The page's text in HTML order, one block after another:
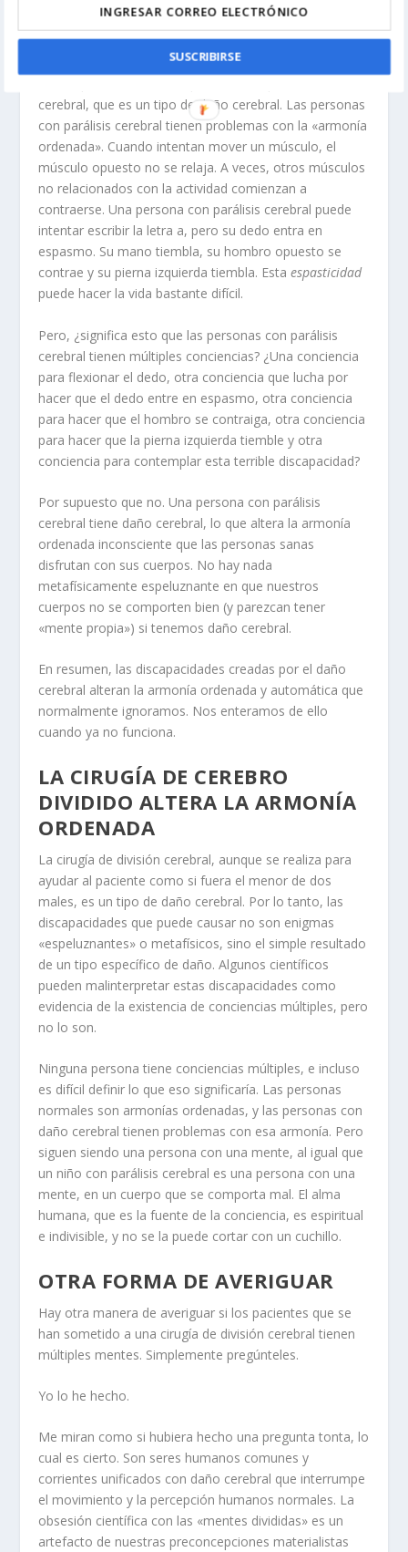
PARÁLISIS CEREBRAL Y
CONCIENCIAS MÚLTIPLES
cerebral, que es un tipo de daño cerebral. Las personas
con parálisis cerebral tienen problemas con la «armonía
ordenada». Cuando intentan mover un músculo, el
músculo opuesto no se relaja. A veces, otros músculos
no relacionados con la actividad comienzan a
contraerse. Una persona con parálisis cerebral puede
intentar escribir la letra a, pero su dedo entra en
espasmo. Su mano tiembla, su hombro opuesto se
contrae y su pierna izquierda tiembla. Estaespasticidad
puede hacer la vida bastante difícil.
Pero, ¿significa esto que las personas con parálisis
cerebral tienen múltiples conciencias? ¿Una conciencia
para flexionar el dedo, otra conciencia que lucha por
hacer que el dedo entre en espasmo, otra conciencia
para hacer que el hombro se contraiga, otra conciencia
para hacer que la pierna izquierda tiemble y otra
conciencia para contemplar esta terrible discapacidad?
Por supuesto que no. Una persona con parálisis
cerebral tiene daño cerebral, lo que altera la armonía
ordenada inconsciente que las personas sanas
disfrutan con sus cuerpos. No hay nada
metafísicamente espeluznante en que nuestros
cuerpos no se comporten bien (y parezcan tener
«mente propia») si tenemos daño cerebral.
En resumen, las discapacidades creadas por el daño
cerebral alteran la armonía ordenada y automática que
normalmente ignoramos. Nos enteramos de ello
cuando ya no funciona.
LA CIRUGÍA DE CEREBRO
DIVIDIDO ALTERA LA ARMONÍA
ORDENADA
La cirugía de división cerebral, aunque se realiza para
ayudar al paciente como si fuera el menor de dos
males, es un tipo de daño cerebral. Por lo tanto, las
discapacidades que puede causar no son enigmas
«espeluznantes» o metafísicos, sino el simple resultado
de un tipo específico de daño. Algunos científicos
pueden malinterpretar estas discapacidades como
evidencia de la existencia de conciencias múltiples, pero
no lo son.
Ninguna persona tiene conciencias múltiples, e incluso
es difícil definir lo que eso significaría. Las personas
normales son armonías ordenadas, y las personas con
daño cerebral tienen problemas con esa armonía. Pero
siguen siendo una persona con una mente, al igual que
un niño con parálisis cerebral es una persona con una
mente, en un cuerpo que se comporta mal. El alma
humana, que es la fuente de la conciencia, es espiritual
e indivisible, y no se la puede cortar con un cuchillo.
OTRA FORMA DE AVERIGUAR
Hay otra manera de averiguar si los pacientes que se
han sometido a una cirugía de división cerebral tienen
múltiples mentes. Simplemente pregúnteles.
Yo lo he hecho.
Me miran como si hubiera hecho una pregunta tonta, lo
cual es cierto. Son seres humanos comunes y
corrientes unificados con daño cerebral que interrumpe
el movimiento y la percepción humanos normales. La
obsesión científica con las «mentes divididas» es un
artefacto de nuestras preconcepciones materialistas
SUSCRIBIRSE